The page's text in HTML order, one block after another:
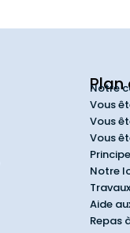
Plan
Notre
Vous
Vous
Vous
Notre
Aide
Repas